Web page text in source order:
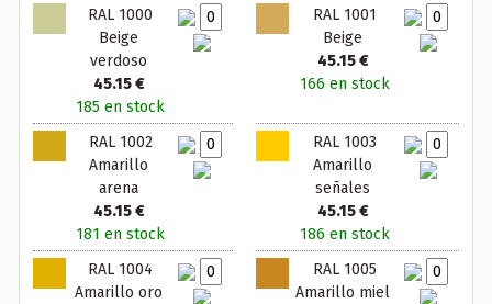
RAL 1000
Beige
verdoso
45.15 €
185 en stock
RAL 1001
Beige
45.15 €
166 en stock
RAL 1002
Amarillo
arena
45.15 €
181 en stock
RAL 1003
Amarillo
señales
45.15 €
186 en stock
RAL 1004
Amarillo oro
RAL 1005
Amarillo miel